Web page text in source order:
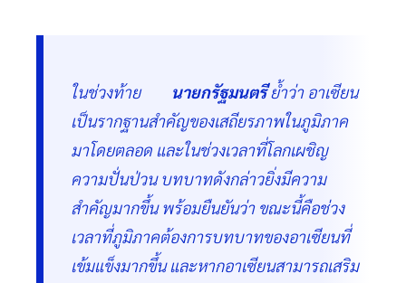
ในช่วงท้าย นายกรัฐมนตรีย้ำว่า อาเซียน
เป็นรากฐานสำคัญของเสถียรภาพในภูมิภาค
มาโดยตลอด และในช่วงเวลาที่โลกเผชิญ
ความปั่นป่วน บทบาทดังกล่าวยิ่งมีความ
สำคัญมากขึ้น พร้อมยืนยันว่า ขณะนี้คือช่วง
เวลาที่ภูมิภาคต้องการบทบาทของอาเซียนที่
เข้มแข็งมากขึ้น และหากอาเซียนสามารถเสริม